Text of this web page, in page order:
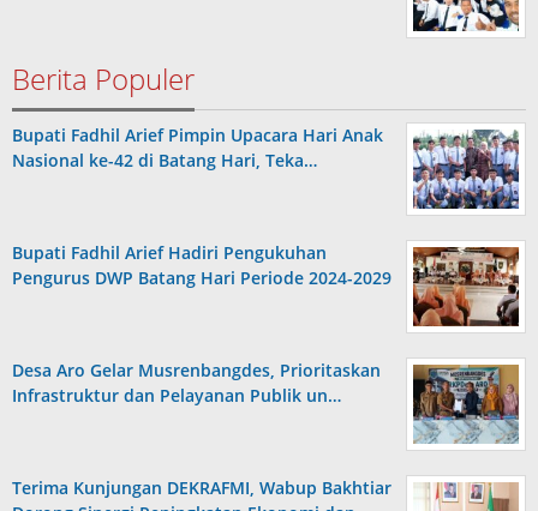
Berita Populer
Bupati Fadhil Arief Pimpin Upacara Hari Anak
Nasional ke-42 di Batang Hari, Teka…
Bupati Fadhil Arief Hadiri Pengukuhan
Pengurus DWP Batang Hari Periode 2024-2029
Desa Aro Gelar Musrenbangdes, Prioritaskan
Infrastruktur dan Pelayanan Publik un…
Terima Kunjungan DEKRAFMI, Wabup Bakhtiar